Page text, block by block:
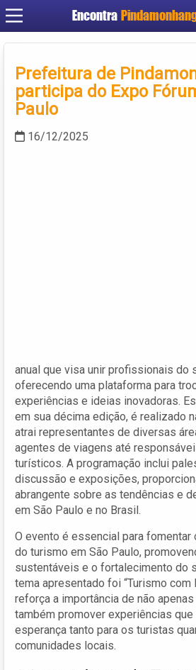
Encontra
Cadastrar
Criar
Prefeitura de
participa do Expo
Paulo
16/12/2025
anual que visa unir profissionais do
oferecendo uma plataforma para
experiências e ideias inovadoras.
em sua décima edição, é realizado
atrai representantes de diversas
agentes de viagens até
turísticos. A programação inclui
discussão e exposições,
abrangente sobre as tendências e
em São Paulo e no Brasil.
O evento é essencial para
do turismo em São Paulo,
sustentáveis e o fortalecimento do
tema apresentado foi “Turismo com
reforça a importância de não
também promover experiências que
esperança tanto para os turistas
comunidades locais.